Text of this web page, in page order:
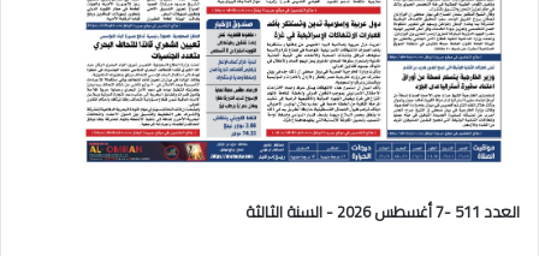
العدد 511 -7 أغسطس 2026 - السنة الثالثة